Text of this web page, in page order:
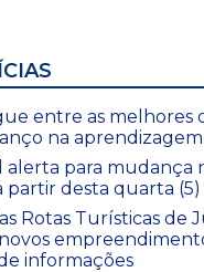
entre as melhores
na aprendizagem
alerta para mudança
partir desta quarta (5)
Rotas Turísticas de
informações